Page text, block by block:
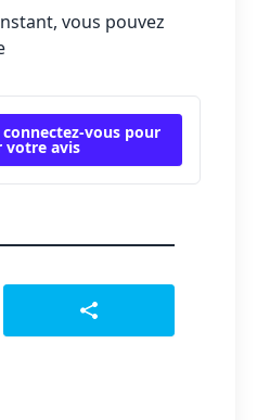
vous pouvez
vous pour
votre avis